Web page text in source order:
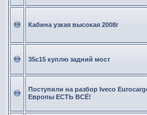
Кабина узкая высокая 2008г
35с15 куплю задний мост
Поступили на разбор Iveco
Европы ЕСТЬ ВСЁ!